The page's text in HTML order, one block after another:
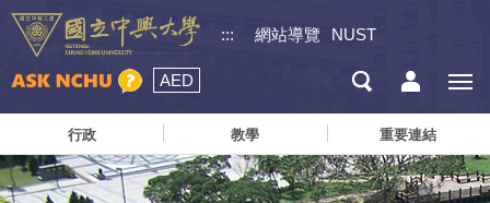
::: 網站導覽 NUST
AED
行政 教學 重要連結